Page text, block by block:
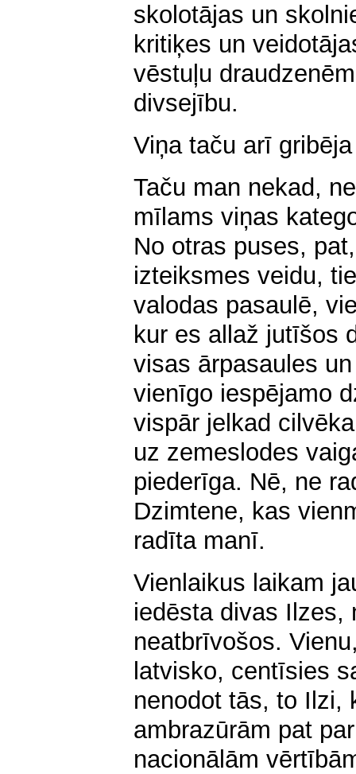
skolotājas un
kritiķes un
vēstuļu
divsejību.
Viņa taču arī
Taču man nekad,
mīlams viņas
No otras puses,
izteiksmes veidu,
valodas pasaulē,
kur es allaž jutīšos
visas ārpasaules
vienīgo iespējamo
vispār jelkad
uz zemeslodes
piederīga. Nē, ne
Dzimtene, kas
radīta manī.
Vienlaikus laikam
iedēsta divas Ilzes,
neatbrīvošos.
latvisko, centīsies
nenodot tās, to Ilzi,
ambrazūrām pat
nacionālām